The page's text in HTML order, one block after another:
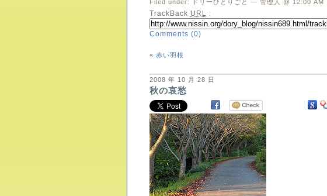
Filed under:
ドリーひとりごと — 管理人 @ 12:00 AM
TrackBack URL :
Comments (0)
« 赤い羽根
2008 年 10 月 28 日
秋の哀愁